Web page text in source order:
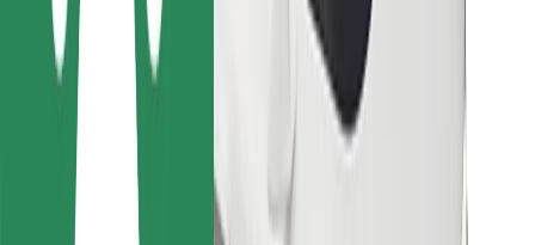
Bolt para empresas
Cookies
Seguridad